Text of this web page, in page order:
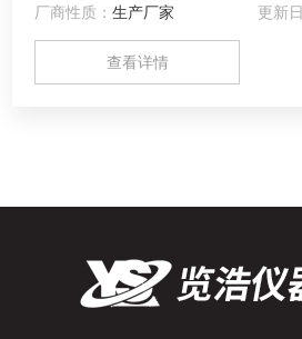
厂商性质：生产厂家 更新
查看详情